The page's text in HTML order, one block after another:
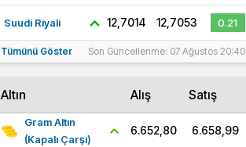
Suudi Riyali 12,7014 12,7053 0.21
Tümünü Göster Son Güncellenme: 07 Ağustos 20:40
Altın Alış Satış
Gram Altın
(Kapalı Çarşı)
6.652,80 6.658,99